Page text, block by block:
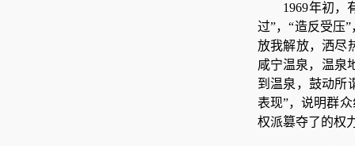
1969年初，
过”，“造反受压
放我解放，洒尽
咸宁温泉，温泉
到温泉，鼓动所
表现”，说明群
权派篡夺了的权